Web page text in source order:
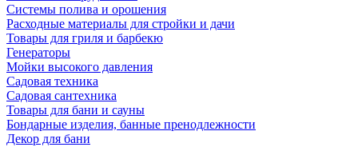
Системы полива и орошения
Расходные материалы для стройки и дачи
Товары для гриля и барбекю
Генераторы
Мойки высокого давления
Садовая техника
Садовая сантехника
Товары для бани и сауны
Бондарные изделия, банные пренодлежности
Декор для бани